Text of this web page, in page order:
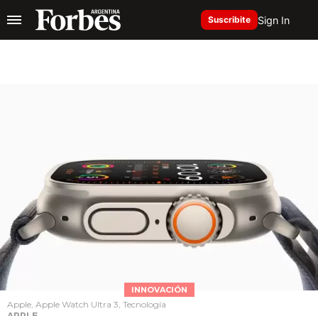
Suscribite Sign In
INNOVACIÓN
Apple, Apple Watch Ultra 3, Tecnología